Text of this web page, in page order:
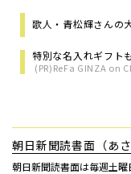
歌人・青松輝さんの
特別な名入れギフト
(PR)ReFa GINZA on
朝日新聞読書面（あ
朝日新聞読書面は毎週土曜